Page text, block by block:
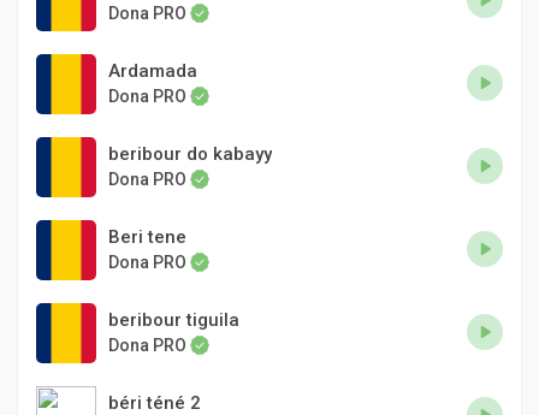
Dona PRO
Ardamada
Dona PRO
beribour do kabayy
Dona PRO
Beri tene
Dona PRO
beribour tiguila
Dona PRO
béri téné 2